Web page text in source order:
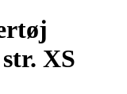
XS